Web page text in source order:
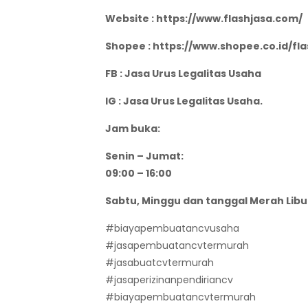
Website : https://www.flashjasa.com/
Shopee : https://www.shopee.co.id/
FB : Jasa Urus Legalitas Usaha
IG : Jasa Urus Legalitas Usaha.
Jam buka:
Senin – Jumat:
09:00 – 16:00
Sabtu, Minggu dan tanggal Merah
#biayapembuatancvusaha
#jasapembuatancvtermurah
#jasabuatcvtermurah
#jasaperizinanpendiriancv
#biayapembuatancvtermurah